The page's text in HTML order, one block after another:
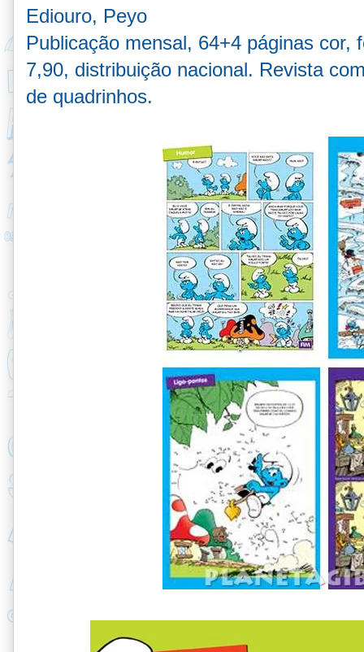
Ediouro, Peyo
Publicação mensal, 64+4 páginas cor,
7,90, distribuição nacional. Revista
de quadrinhos.